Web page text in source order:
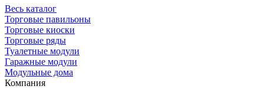
Весь каталог
Торговые павильоны
Торговые киоски
Торговые ряды
Туалетные модули
Гаражные модули
Модульные дома
Компания